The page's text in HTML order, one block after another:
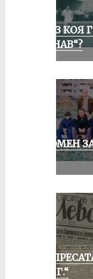
ПРЕЗ КОЯ
„ДУНАВ“?
СПОМЕН
ОТ
1935 Г.“